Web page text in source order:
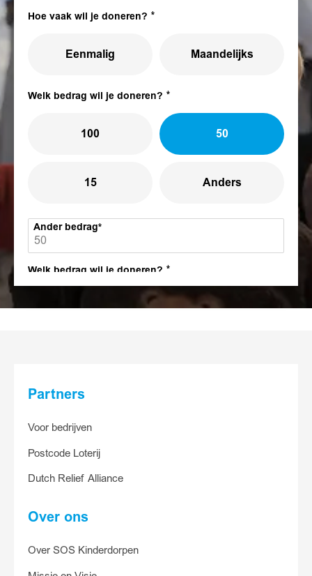
Hoe vaak wil je doneren?
Eenmalig Maandelijks
Welk bedrag wil je doneren?
100 50
15 Anders
Ander bedrag
Welk bedrag wil je doneren?
30 15
Ander bedrag
Partners
Voor bedrijven
Postcode Loterij
Dutch Relief Alliance
Over ons
Over SOS Kinderdorpen